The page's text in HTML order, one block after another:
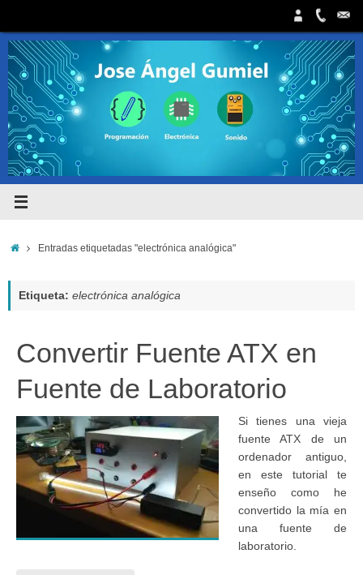
contenido
InicioEntradas etiquetadas "electrónica analógica"
Etiqueta: electrónica analógica
Convertir Fuente ATX en
Fuente de Laboratorio
Si tienes una vieja
fuente ATX de un
ordenador antiguo,
en este tutorial te
enseño como he
convertido la mía en
una fuente de
laboratorio.